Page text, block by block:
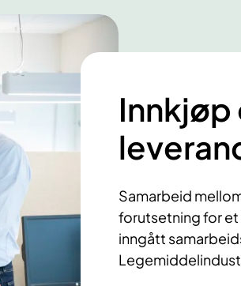
Innkjøp
Samarbeid
forutsetning for
inngått